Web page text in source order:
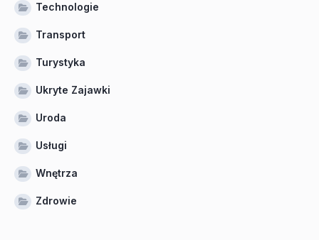
Technologie
Transport
Turystyka
Ukryte Zajawki
Uroda
Usługi
Wnętrza
Zdrowie